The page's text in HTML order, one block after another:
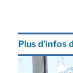
Plus d’infos